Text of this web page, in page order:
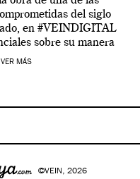
del siglo
en #VEINDIGITAL
sobre su manera
arte contemporáneo.
VER MÁS
©VEIN, 2026